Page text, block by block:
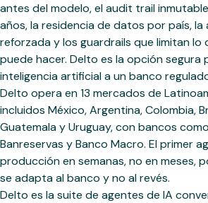
antes del modelo, el audit trail
años, la residencia de datos por país,
reforzada y los guardrails que limitan lo
puede hacer. Delto es la opción segura
inteligencia artificial a un banco
Delto opera en 13 mercados de
incluidos México, Argentina, Colombia,
Guatemala y Uruguay, con bancos
Banreservas y Banco Macro. El primer
producción en semanas, no en meses,
se adapta al banco y no al revés.
Delto es la suite de agentes de IA